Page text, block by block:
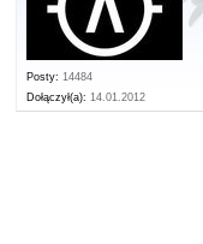
Posty: 14484
Dołączył(a): 14.01.2012